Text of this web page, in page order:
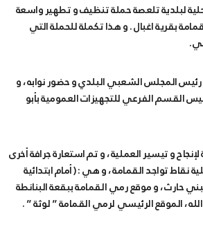
بقرية اغبال . و هذا تكملة للحملة التي
المجلس الشعبي البلدي و حضور نوابه ، و
القسم الفرعي للتجهيزات العمومية بأبو
و تيسير العملية ، و تم استعارة جرافة أخرى
نقاط تواجد القمامة ، و هي : ( أمام ابتدائية
حارث ، و موقع رمي القمامة ببقعة البنانطة
، الموقع الرئيسي لرمي القمامة ” لوثة ” .